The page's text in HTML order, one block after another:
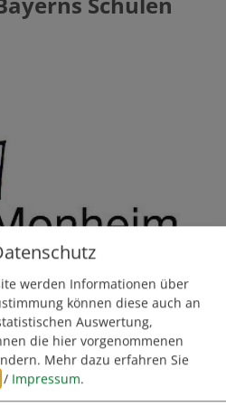
für Unterricht und Kultus
ein, die ein
Angebot bilden und den
Kinder und Jugendlichen
werden Informationen über
können diese auch an
Auswertung,
die hier vorgenommenen
Mehr dazu erfahren Sie
/ Impressum.